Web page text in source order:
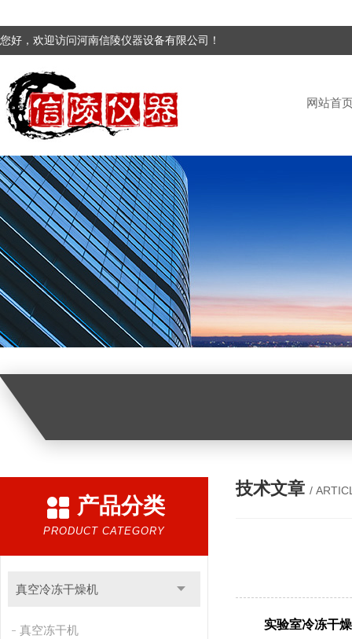
您好，欢迎访问河南信陵仪器设备有限公司！
网站首
产品分类
PRODUCT CATEGORY
真空冷冻干燥机
真空冻干机
技术文章 /
实验室冷冻干